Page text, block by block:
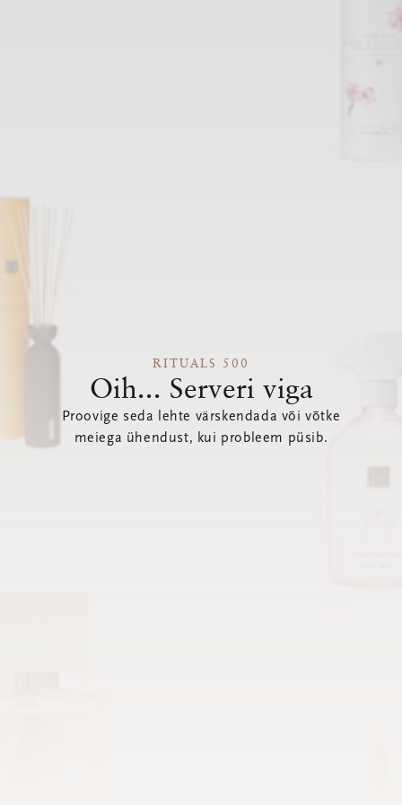
RITUALS 500
Oih... Serveri viga
Proovige seda lehte värskendada või võtke
meiega ühendust, kui probleem püsib.